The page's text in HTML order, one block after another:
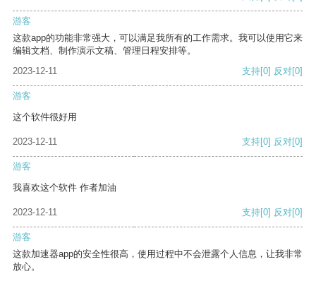
游客
这款app的功能非常强大，可以满足我所有的工作需求。我可以使用它来
编辑文档、制作演示文稿、管理日程安排等。
2023-12-11
支持[0] 反对[0]
游客
这个软件很好用
2023-12-11 支持[0] 反对[0]
游客
我喜欢这个软件 作者加油
2023-12-11 支持[0] 反对[0]
游客
这款加速器app的安全性很高，使用过程中不会泄露个人信息，让我非常
放心。